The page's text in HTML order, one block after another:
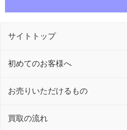
サイトトップ
初めてのお客様へ
お売りいただけるもの
買取の流れ